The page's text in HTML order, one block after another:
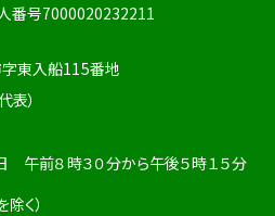
番号7000020232211
東入船115番地
）
午前８時３０分から午後５時１５分
く）